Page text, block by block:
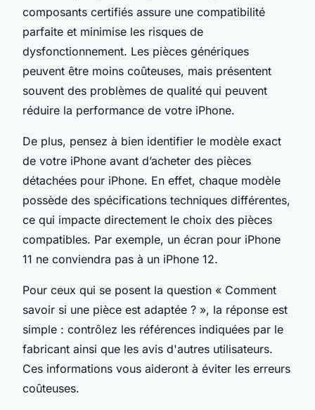
composants certifiés assure une compatibilité
parfaite et minimise les risques de
dysfonctionnement. Les pièces génériques
peuvent être moins coûteuses, mais présentent
souvent des problèmes de qualité qui peuvent
réduire la performance de votre iPhone.
De plus, pensez à bien identifier le modèle exact
de votre iPhone avant d’acheter des pièces
détachées pour iPhone. En effet, chaque modèle
possède des spécifications techniques différentes,
ce qui impacte directement le choix des pièces
compatibles. Par exemple, un écran pour iPhone
11 ne conviendra pas à un iPhone 12.
Pour ceux qui se posent la question « Comment
savoir si une pièce est adaptée ? », la réponse est
simple : contrôlez les références indiquées par le
fabricant ainsi que les avis d'autres utilisateurs.
Ces informations vous aideront à éviter les erreurs
coûteuses.